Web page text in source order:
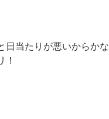
日当たりが悪いからかな
！